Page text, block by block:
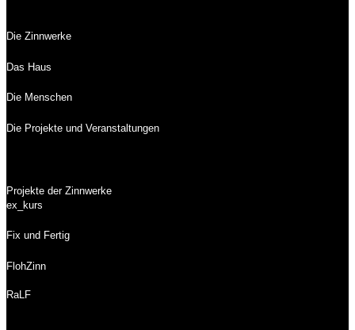
Die Zinnwerke
Das Haus
Die Menschen
Die Projekte und Veranstaltungen
Projekte der Zinnwerke
ex_kurs
Fix und Fertig
FlohZinn
RaLF